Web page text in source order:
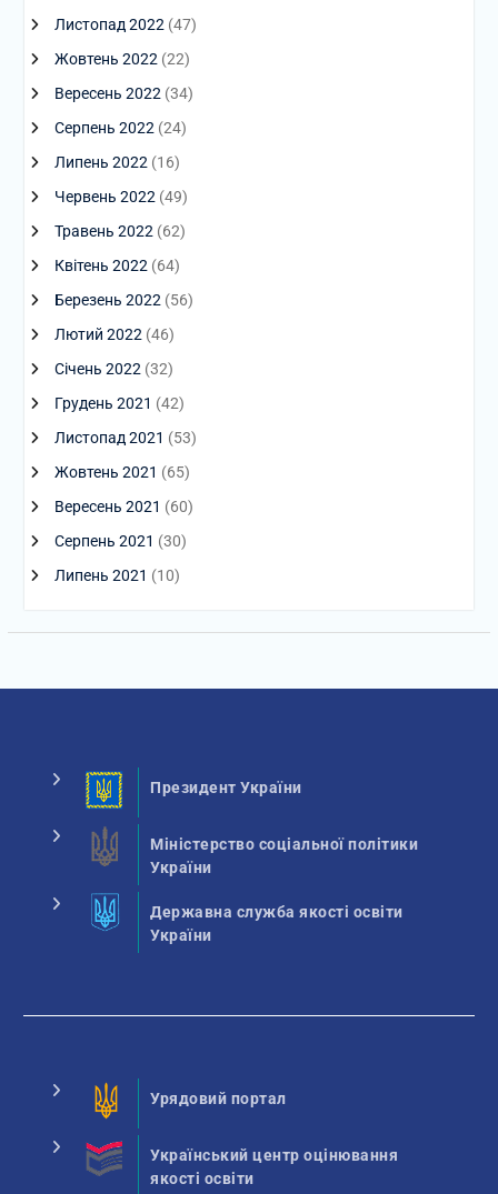
Листопад 2022 (47)
Жовтень 2022 (22)
Вересень 2022 (34)
Серпень 2022 (24)
Липень 2022 (16)
Червень 2022 (49)
Травень 2022 (62)
Квітень 2022 (64)
Березень 2022 (56)
Лютий 2022 (46)
Січень 2022 (32)
Грудень 2021 (42)
Листопад 2021 (53)
Жовтень 2021 (65)
Вересень 2021 (60)
Серпень 2021 (30)
Липень 2021 (10)
Президент України
Міністерство соціальної політики
України
Державна служба якості освіти
України
Урядовий портал
Український центр оцінювання
якості освіти